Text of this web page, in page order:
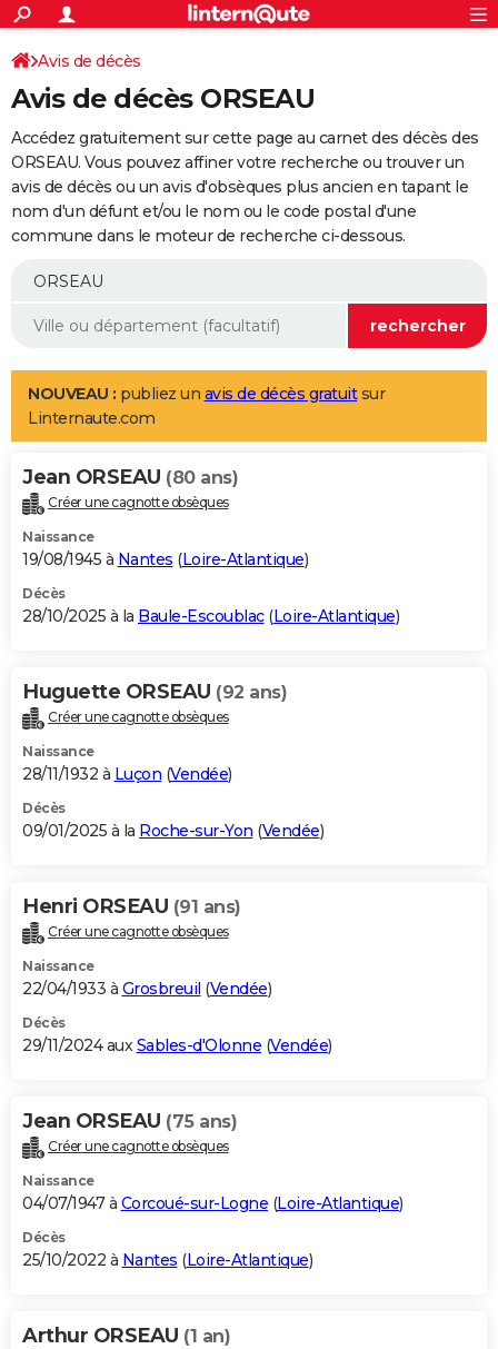
ACTUALITÉS
Politique
Société
Faits Divers
Education
Monde
Villes
+
SPORT
Coupe du monde 2026
Football
Tennis
Cyclisme
Rugby
Forum
Programme TV
TNT
Streaming
Cinéma
Sorties cinéma
Musique
+
FINANCE
Retraite
Epargne
Immobilier
Risques naturels par ville
Banque
Assurance
AUTO
Essais
Réserver un essai
Citadines
Berlines
SUV
Forum auto
+
Mobiles
Meilleur smartphone
Internet
Ordinateurs
Jeux vidéo
Guide high-tech
Aménagement intérieur
LIFESTYLE
Art de vivre
Bien-être
Loisirs
Mode
Modes de vie
Alimentation
Guide de la santé
Maladies
Médicaments
Sommeil
VOYAGE
Destinations
City break
Voyage nature
Voyage de noces
Forum
Climat
+PHOTO
GUIDES D'ACHAT
BONS PLANS
Carte de Noël
Carte Bonne année
Carte Saint-Valentin
Carte Pâques
Carte d'anniversaire
DICTIONNAIRE
Dictionnaire
Biographies
Citations
Expressions
Proverbes
PROGRAMME TV
S'inscrire
Se connecter
Lycées
Collèges
Primaires
Universités
Entreprises
Service militaire
Avis de recherche
AVIS DE DÉCÈS
Bricolage
Lifestyle
Culture
Sport
Auto
Television
Voyage
Cinema
Avis de décès
Avis de décès ORSEAU
Accédez gratuitement sur cette page au carnet des décès des
ORSEAU. Vous pouvez affiner votre recherche ou trouver un
avis de décès ou un avis d'obsèques plus ancien en tapant le
nom d'un défunt et/ou le nom ou le code postal d'une
commune dans le moteur de recherche ci-dessous.
NOUVEAU : publiez un avis de décès gratuitsur
Linternaute.com
Jean ORSEAU (80 ans)
Créer une cagnotte obsèques
Naissance
19/08/1945 à Nantes (Loire-Atlantique)
Décès
28/10/2025 à la Baule-Escoublac(Loire-Atlantique)
Huguette ORSEAU (92 ans)
Créer une cagnotte obsèques
Naissance
28/11/1932 à Luçon (Vendée)
Décès
09/01/2025 à la Roche-sur-Yon (Vendée)
Henri ORSEAU (91 ans)
Créer une cagnotte obsèques
Naissance
22/04/1933 à Grosbreuil (Vendée)
Décès
29/11/2024 auxSables-d'Olonne (Vendée)
Jean ORSEAU (75 ans)
Créer une cagnotte obsèques
Naissance
04/07/1947 à Corcoué-sur-Logne (Loire-Atlantique)
Décès
25/10/2022 à Nantes (Loire-Atlantique)
Arthur ORSEAU (1 an)